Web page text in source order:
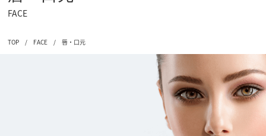
FACE
TOP / FACE / 唇・口元